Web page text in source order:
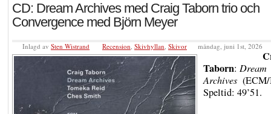
CD: Dream Archives med Craig Taborn trio och
Convergence med Björn Meyer
Inlagd av Sten Wistrand Recension, Skivhyllan, Skivor måndag, juni 1st, 2026
Taborn: Dream
Archives (ECM/
Speltid: 49’51.